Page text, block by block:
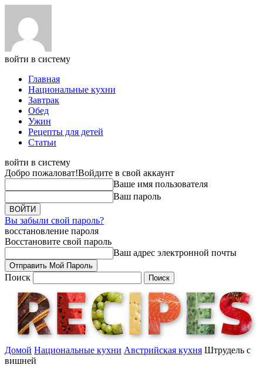
войти в систему
Главная
Национальные кухни
Завтрак
Обед
Ужин
Рецепты для детей
Статьи
войти в систему
Добро пожаловат!Войдите в свой аккаунт
Ваше имя пользователя
Ваш пароль
Вы забыли свой пароль?
восстановление пароля
Восстановите свой пароль
Ваш адрес электронной почты
Поиск
Домой Национальные кухни Австрийская кухня Штрудель с
вишней